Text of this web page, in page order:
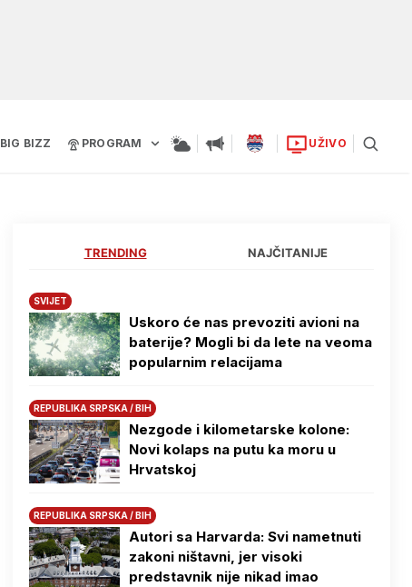
BIG BIZZ PROGRAM UŽIVO
TRENDING NAJČITANIJE
SVIJET
Uskoro će nas prevoziti avioni na
baterije? Mogli bi da lete na veoma
popularnim relacijama
REPUBLIKA SRPSKA / BIH
Nezgode i kilometarske kolone:
Novi kolaps na putu ka moru u
Hrvatskoj
REPUBLIKA SRPSKA / BIH
Autori sa Harvarda: Svi nametnuti
zakoni ništavni, jer visoki
predstavnik nije nikad imao